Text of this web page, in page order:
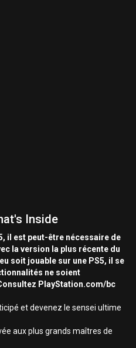
Inside
il est peut-être nécessaire de
la version la plus récente du
soit jouable sur une PS5, il se
ne soient
PlayStation.com/bc
et devenez le sensei ultime
aux plus grands maîtres de